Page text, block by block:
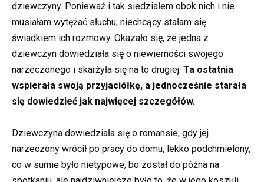
dziewczyny. Ponieważ i tak siedziałem obok nich i nie
musiałam wytężać słuchu, niechcący stałam się
świadkiem ich rozmowy. Okazało się, że jedna z
dziewczyn dowiedziała się o niewierności swojego
narzeczonego i skarżyła się na to drugiej. Ta ostatnia
wspierała swoją przyjaciółkę, a jednocześnie starała
się dowiedzieć jak najwięcej szczegółów.
Dziewczyna dowiedziała się o romansie, gdy jej
narzeczony wrócił po pracy do domu, lekko podchmielony,
co w sumie było nietypowe, bo został do późna na